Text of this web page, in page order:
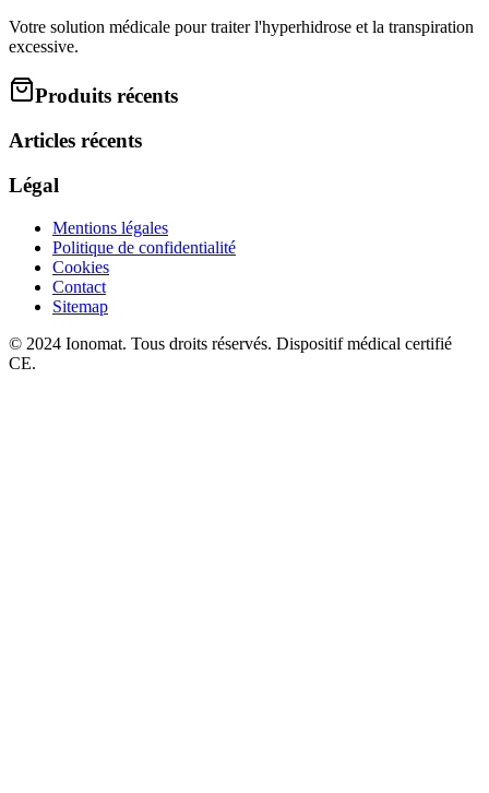
Votre solution médicale pour traiter l'hyperhidrose et la transpiration
excessive.
Produits récents
Articles récents
Légal
Mentions légales
Politique de confidentialité
Cookies
Contact
Sitemap
© 2024 Ionomat. Tous droits réservés. Dispositif médical certifié
CE.